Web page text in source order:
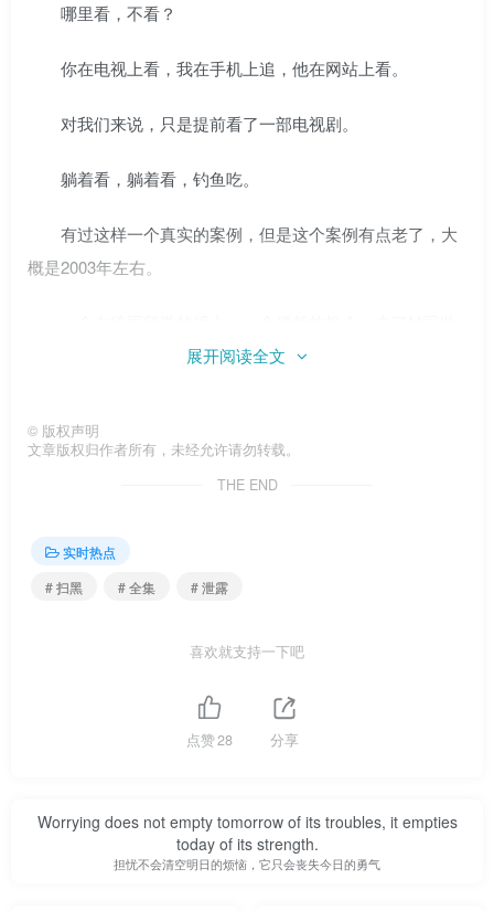
哪里看，不看？
你在电视上看，我在手机上追，他在网站上看。
对我们来说，只是提前看了一部电视剧。
躺着看，躺着看，钓鱼吃。
有过这样一个真实的案例，但是这个案例有点老了，大
概是2003年左右。
访问学者，后来在硅谷工作。但后来考虑到父母和姐姐都在
授，就准备回国发展。
隔壁邻居关系很好，经常去他住处找他聊天。聊天中，
想到离开，他选了一些自己平时喜欢听的好音乐，刻成
光盘送给邻居作为临别礼物。
然而，第二天早上，他就被逮捕了，理由是严重侵犯音
国内有些人不理解。他们认为M国的邻居是一个“狗咬吕
展开阅读全文
© 版权声明
文章版权归作者所有，未经允许请勿转载。
THE END
实时热点
# 扫黑
# 全集 # 泄露
喜欢就支持一下吧
点赞28 分享
Worrying does not empty tomorrow of its troubles, it empties
today of its strength.
担忧不会清空明日的烦恼，它只会丧失今日的勇气